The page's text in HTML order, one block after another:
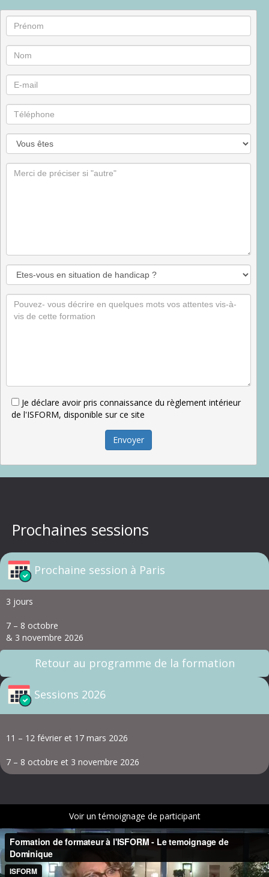
de l'ISFORM, disponible sur ce site
Envoyer
Prochaines sessions
Prochaine session à Paris
3 jours
7 – 8 octobre
& 3 novembre 2026
Retour au programme de la formation
Sessions 2026
11 – 12 février et 17 mars 2026
7 – 8 octobre et 3 novembre 2026
Voir un témoignage de participant